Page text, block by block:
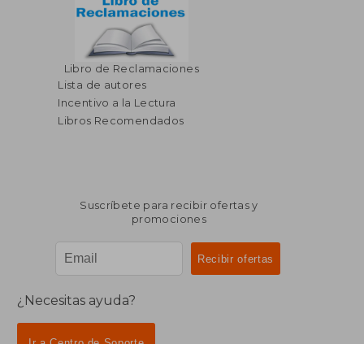
Libro de Reclamaciones
Lista de autores
Incentivo a la Lectura
Libros Recomendados
Suscríbete para recibir ofertas y
promociones
¿Necesitas ayuda?